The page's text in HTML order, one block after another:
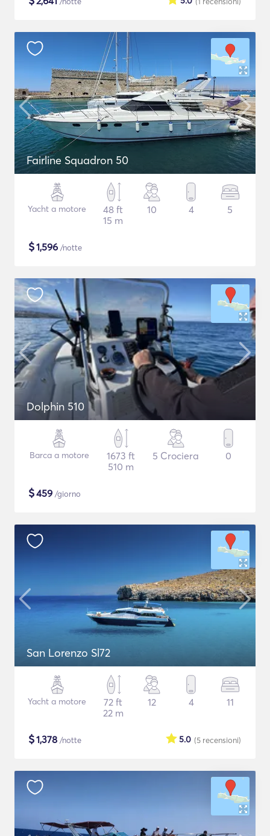
Fairline Squadron 50
Yacht a motore
48 ft
15 m
10 4 5
$1,596 /notte
Dolphin 510
Barca a motore
1673 ft
510 m
5 Crociera 0
$459 /giorno
San Lorenzo Sl72
Yacht a motore
72 ft
22 m
12 4 11
$1,378 /notte (5 recensioni)
5.0